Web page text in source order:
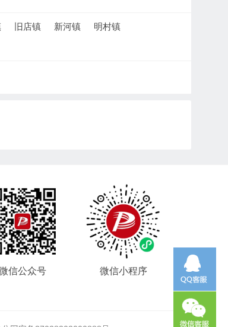
旧店镇 新河镇
明村镇
信公众号 微信小程序